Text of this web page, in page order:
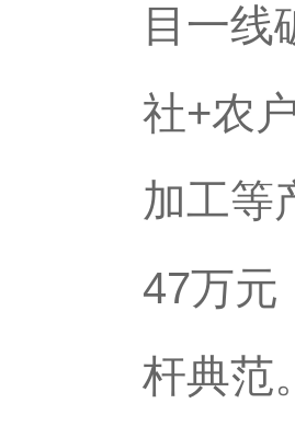
目一线
社+农
加工等
47万元
杆典范